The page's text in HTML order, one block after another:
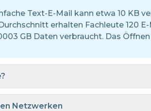
Text-E-Mail kann etwa 10 KB
erhalten Fachleute 120
GB Daten verbraucht. Das
Netzwerken